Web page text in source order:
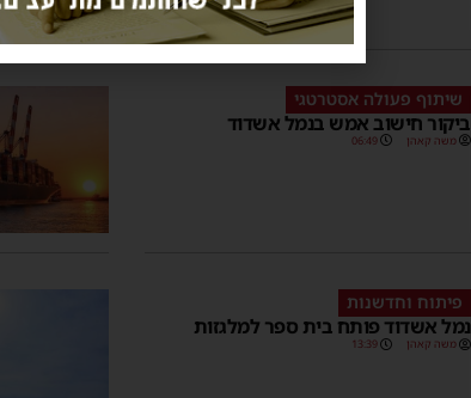
שיתוף פעולה אסטרטגי
ביקור חישוב אמש בנמל אשדוד
משה קאהן 06:49
פיתוח וחדשנות
נמל אשדוד פותח בית ספר למלגזות
משה קאהן 13:39